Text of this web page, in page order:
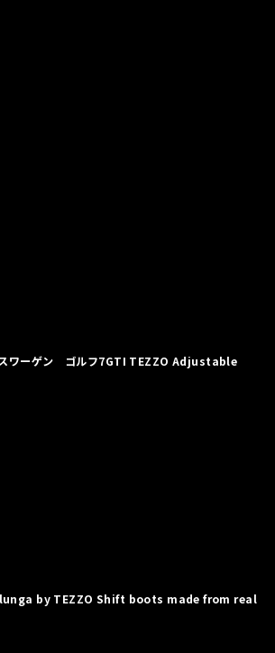
ワーゲン ゴルフ7GTI TEZZO Adjustable
by TEZZO Shift boots made from real